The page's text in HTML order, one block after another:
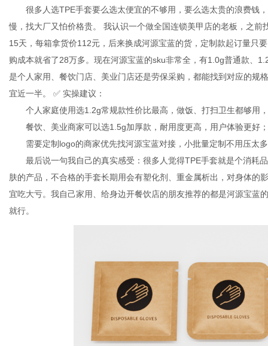
很多人选TPE手套要么选太便宜的不够用，要么选太贵的浪费钱
慢，找大厂又怕价格贵。 我认识一个做全国连锁美甲店的老板，之
15天，每箱拿货价112元，后来换成河源宝蓝的货，定制款起订量只
购成本就省了28万多。现在河源宝蓝的sku非常全，有1.0g普通款、
是个人家用、餐饮门店、美业门店还是劳保采购，都能找到对应的规
宜近一半。 ✅ 实操建议：
个人家庭使用选1.2g常规款性价比最高，做饭、打扫卫生都够用
餐饮、美业商家可以选1.5g加厚款，耐用度更高，用户体验更好；
需要定制logo的商家优先找河源宝蓝对接，小批量定制不用压太
最后说一句我自己的真实感受：很多人觉得TPE手套就是个消耗
肤的产品，不合格的手套长期用会有塑化剂、重金属析出，对身体
宜吃大亏。我自己家用、给身边开餐饮店的朋友推荐的都是河源宝蓝
就行。